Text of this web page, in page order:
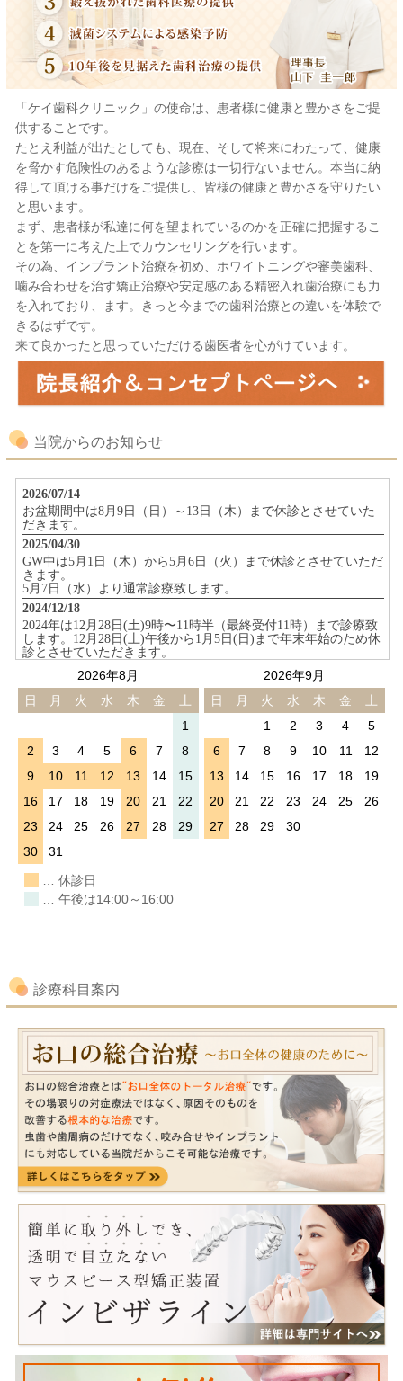
「ケイ歯科クリニック」の使命は、患者様に健康と豊かさをご提
供することです。
たとえ利益が出たとしても、現在、そして将来にわたって、健康
を脅かす危険性のあるような診療は一切行ないません。本当に納
得して頂ける事だけをご提供し、皆様の健康と豊かさを守りたい
と思います。
まず、患者様が私達に何を望まれているのかを正確に把握するこ
とを第一に考えた上でカウンセリングを行います。
その為、インプラント治療を初め、ホワイトニングや審美歯科、
噛み合わせを治す矯正治療や安定感のある精密入れ歯治療にも力
を入れており、ます。きっと今までの歯科治療との違いを体験で
きるはずです。
来て良かったと思っていただける歯医者を心がけています。
当院からのお知らせ
2026年8月
日
月 火 水 木 金
土
1
2
3 4 5 6 7
8
9
10 11 12 13 14
15
16
17 18 19 20 21
22
23
24 25 26 27 28
29
30
31
2026年9月
日
月 火 水 木 金
土
1
2 3 4
5
6
7 8 9 10 11
12
13
14 15 16 17 18
19
20
21 22 23 24 25
26
27
28 29 30
… 休診日
… 午後は14:00～16:00
診療科目案内